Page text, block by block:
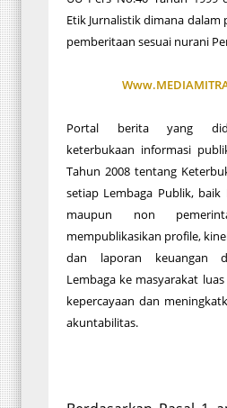
Etik Jurnalistik dimana
pemberitaan sesuai nurani
Portal berita yang
keterbukaan informasi
Tahun 2008 tentang
setiap Lembaga Publik, baik
maupun non
mempublikasikan profile,
dan laporan keuangan
Lembaga ke masyarakat
kepercayaan dan
akuntabilitas.